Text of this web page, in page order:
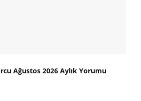
Ağustos 2026 Aylık Yorumu